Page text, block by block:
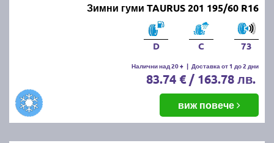
Зимни гуми TAURUS 201 195/60 R16
D C 73
Налични над 20 + | Доставка от 1 до 2 дни
83.74 € / 163.78 лв.
виж повече